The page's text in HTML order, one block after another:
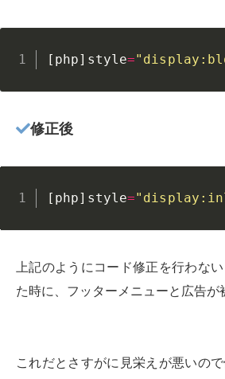
[ php] style=
修正後
[ php] style=
上記のようにコード修正を行わな
た時に、フッターメニューと広告が
これだとさすがに見栄えが悪いの